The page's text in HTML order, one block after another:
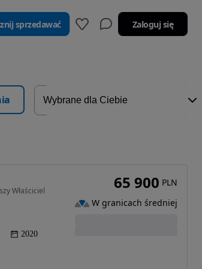
sprzedawać Zaloguj się
Właściciel
2020
65 900 PLN
W granicach średniej